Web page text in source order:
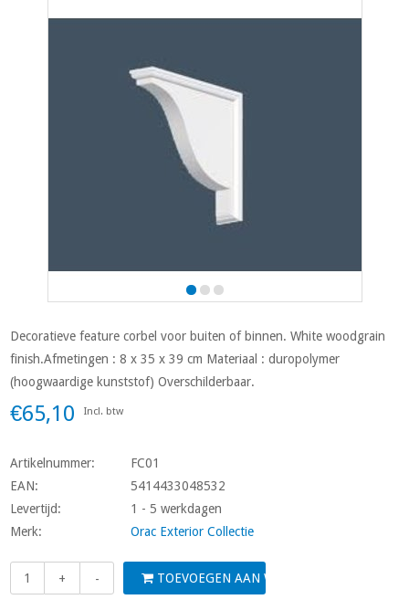
Decoratieve feature corbel voor buiten of binnen. White woodgrain
finish.Afmetingen : 8 x 35 x 39 cm Materiaal : duropolymer
(hoogwaardige kunststof) Overschilderbaar.
€65,10 Incl. btw
Artikelnummer:
FC01
EAN:
5414433048532
Levertijd:
1 - 5 werkdagen
Merk:
Orac Exterior Collectie
+ - TOEVOEGEN AAN WINKELWAGEN